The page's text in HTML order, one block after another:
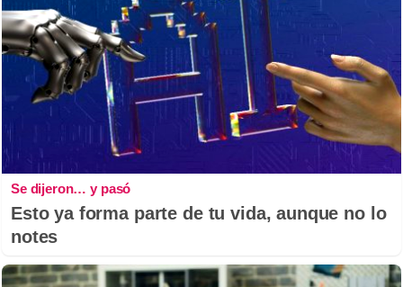
Se dijeron… y pasó
Esto ya forma parte de tu vida, aunque no lo
notes